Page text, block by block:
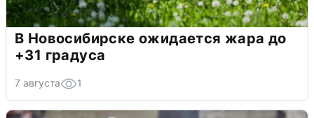
В Новосибирске ожидается жара до
+31 градуса
7 августа 1